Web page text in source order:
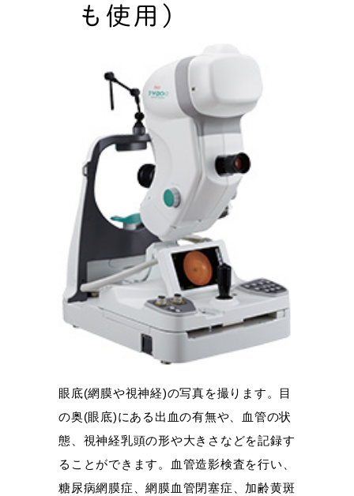
も使用)
眼底(網膜や視神経)の写真を撮ります。目
の奥(眼底)にある出血の有無や、血管の状
態、視神経乳頭の形や大きさなどを記録す
ることができます。血管造影検査を行い、
糖尿病網膜症、網膜血管閉塞症、加齢黄斑